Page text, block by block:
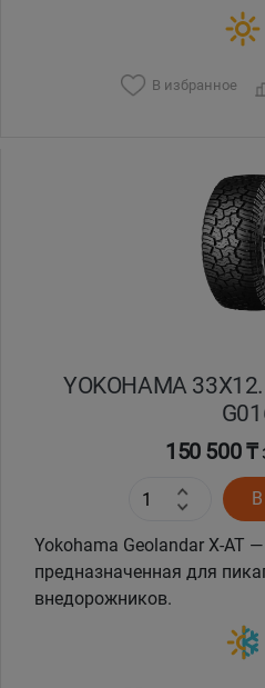
В избранное
YOKOHAMA
150 500 ₸
Yokohama Geolandar X-AT
предназначенная для
внедорожников.